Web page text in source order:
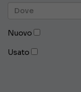
Nuovo
Usato